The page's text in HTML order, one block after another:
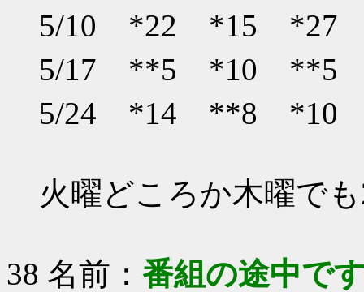
5/10 *22 *15
5/17 **5 *10
5/24 *14 **8
火曜どころか木曜で
38 名前： 番組の途中で